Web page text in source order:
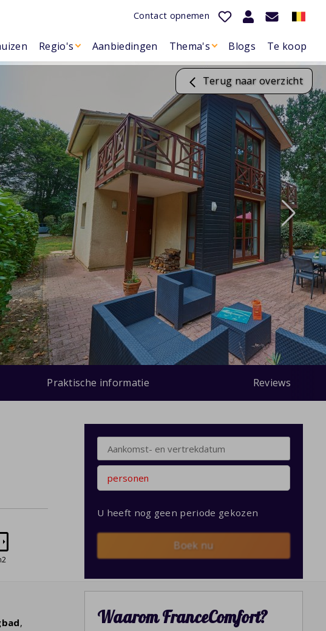
Contact opnemen
Regio's Aanbiedingen Thema's Blogs Te koop
Terug naar overzicht
Praktische informatie Reviews
,
personen
U heeft nog geen periode gekozen
Boek nu
Waarom FranceComfort?